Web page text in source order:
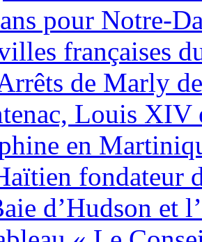
pour Notre-
françaises
de Marly
Louis XIV
en
fondateur
d’Hudson et